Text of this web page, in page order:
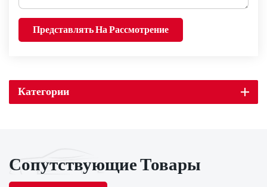
Представлять На Рассмотрение
Категории
Сопутствующие Товары